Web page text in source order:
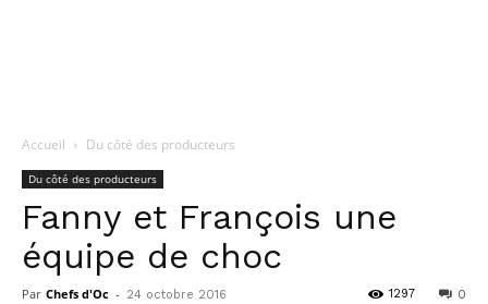
Accueil Du côté des producteurs
Du côté des producteurs
Fanny et François une
équipe de choc
Par Chefs d'Oc - 24 octobre 2016 0
1297